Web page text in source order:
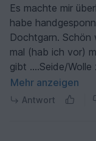
Es machte mir
habe
Dochtgarn. Schön
mal (hab ich vor)
gibt ….Seide/Wolle
Dochtgarn. Das
Vielleicht wäre
Mehr anzeigen
Antwort